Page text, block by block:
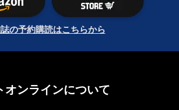
の予約購読はこちらから
オンラインについて